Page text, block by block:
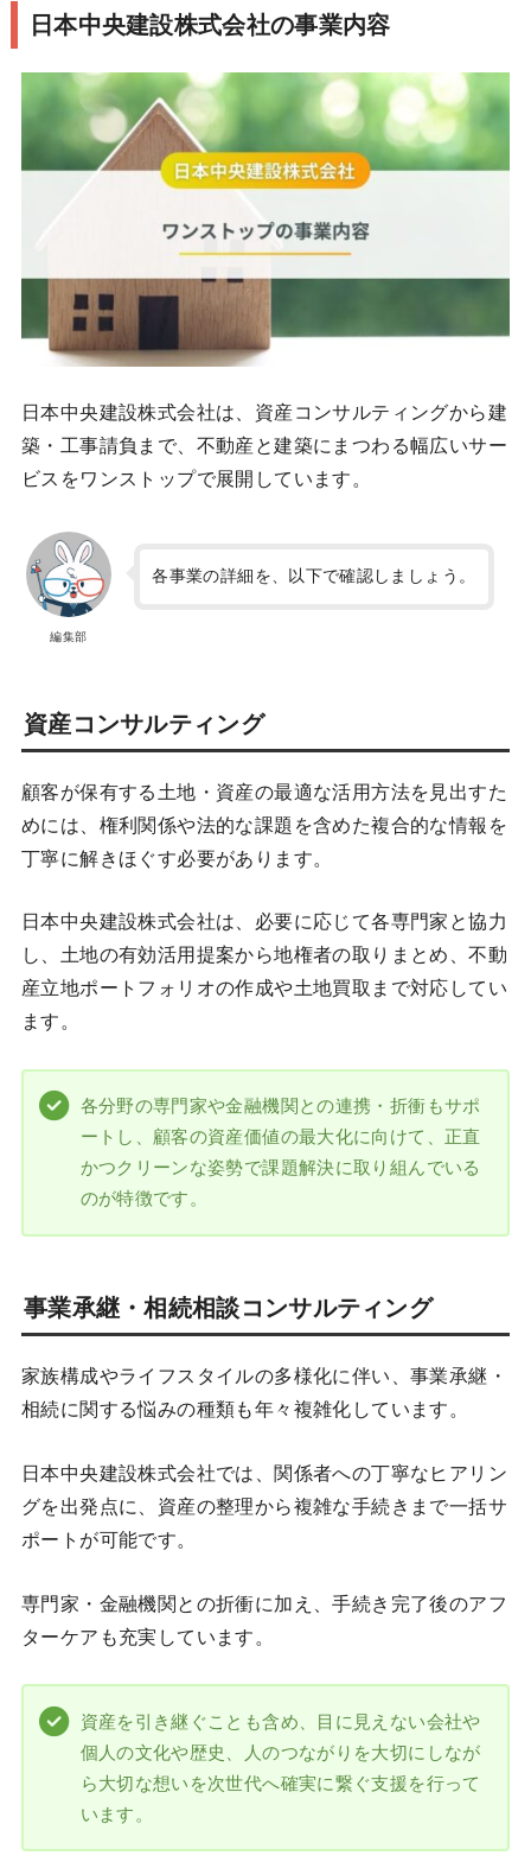
日本中央建設株式会社の事業内容
日本中央建設株式会社は、資産コンサルティングから建
築・工事請負まで、不動産と建築にまつわる幅広いサー
ビスをワンストップで展開しています。
編集部
各事業の詳細を、以下で確認しましょう。
資産コンサルティング
顧客が保有する土地・資産の最適な活用方法を見出すた
めには、権利関係や法的な課題を含めた複合的な情報を
丁寧に解きほぐす必要があります。
日本中央建設株式会社は、必要に応じて各専門家と協力
し、土地の有効活用提案から地権者の取りまとめ、不動
産立地ポートフォリオの作成や土地買取まで対応してい
ます。
各分野の専門家や金融機関との連携・折衝もサポ
ートし、顧客の資産価値の最大化に向けて、正直
かつクリーンな姿勢で課題解決に取り組んでいる
のが特徴です。
事業承継・相続相談コンサルティング
家族構成やライフスタイルの多様化に伴い、事業承継・
相続に関する悩みの種類も年々複雑化しています。
日本中央建設株式会社では、関係者への丁寧なヒアリン
グを出発点に、資産の整理から複雑な手続きまで一括サ
ポートが可能です。
専門家・金融機関との折衝に加え、手続き完了後のアフ
ターケアも充実しています。
資産を引き継ぐことも含め、目に見えない会社や
個人の文化や歴史、人のつながりを大切にしなが
ら大切な想いを次世代へ確実に繋ぐ支援を行って
います。